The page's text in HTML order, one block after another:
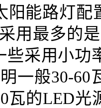
阳能路灯
用最多的
些采用小功
一般30-60
瓦的LED